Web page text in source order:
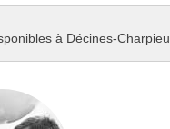
à Décines-Charpieu